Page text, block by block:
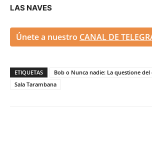
LAS NAVES
Únete a nuestro CANAL DE
ETIQUETAS
Bob o Nunca nadie: La questione del
Sala Tarambana